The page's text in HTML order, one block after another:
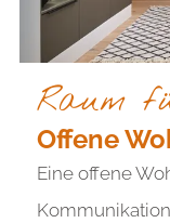
Raum
Offene
Eine offene